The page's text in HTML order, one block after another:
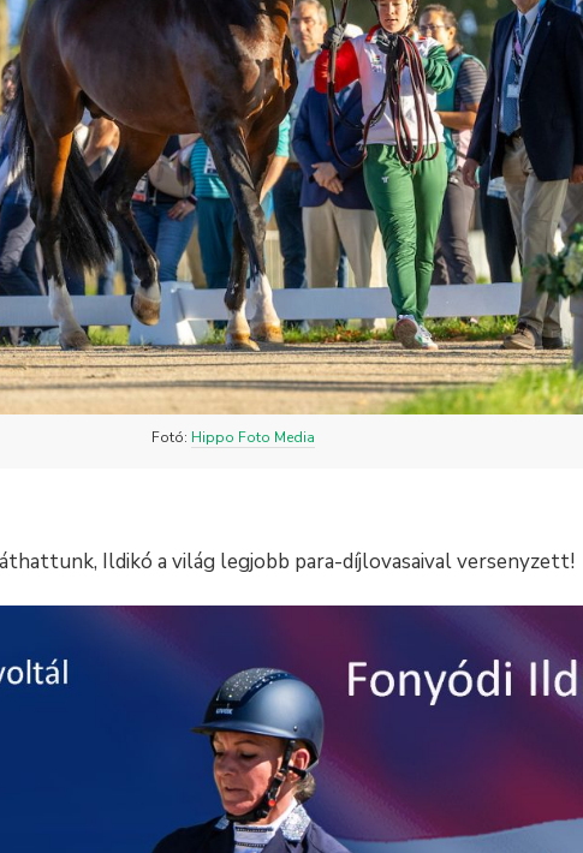
Fotó: Hippo Foto Media
Ildikó a világ legjobb para-díjlovasaival versenyzett!